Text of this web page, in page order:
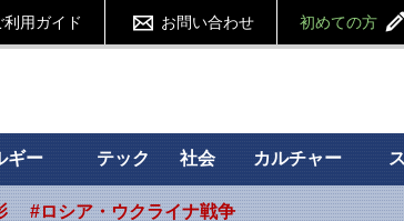
利用ガイド お問い合わせ 初めての方
ギー テック 社会 カルチャー
#ロシア・ウクライナ戦争